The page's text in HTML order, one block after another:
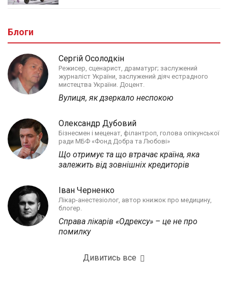
Блоги
Сергій Осолодкін
Режисер, сценарист, драматург; заслужений
журналіст України, заслужений діяч естрадного
мистецтва України. Доцент.
Вулиця, як дзеркало неспокою
Олександр Дубовий
Бізнесмен і меценат, філантроп, голова опікунської
ради МБФ «Фонд Добра та Любові»
Що отримує та що втрачає країна, яка
залежить від зовнішніх кредиторів
Іван Черненко
Лікар-анестезіолог, автор книжок про медицину,
блогер.
Справа лікарів «Одрексу» – це не про
помилку
Дивитись все